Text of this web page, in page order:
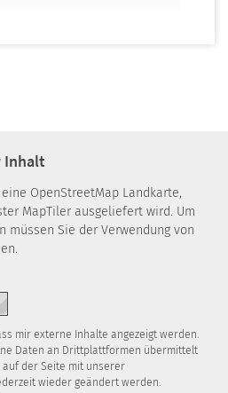
Inhalt
OpenStreetMap Landkarte,
MapTiler ausgeliefert wird. Um
müssen Sie der Verwendung von
mir externe Inhalte angezeigt werden.
Daten an Drittplattformen übermittelt
auf der Seite mit unserer
wieder geändert werden.